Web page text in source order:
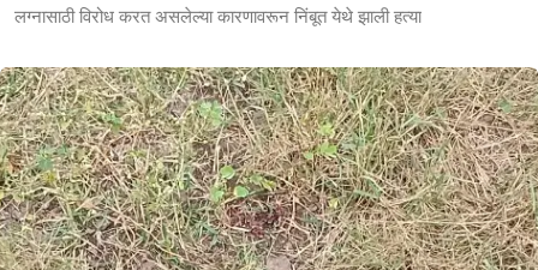
लग्नासाठी विरोध करत असलेल्या कारणावरून निंबूत येथे झाली हत्या